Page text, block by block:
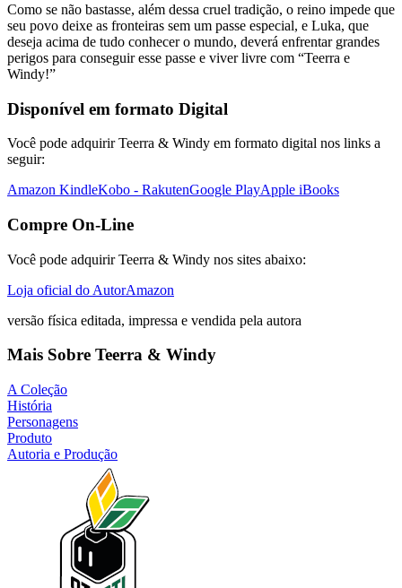
Como se não bastasse, além dessa cruel tradição, o reino impede que
seu povo deixe as fronteiras sem um passe especial, e Luka, que
deseja acima de tudo conhecer o mundo, deverá enfrentar grandes
perigos para conseguir esse passe e viver livre com “Teerra e
Windy!”
Disponível em formato Digital
Você pode adquirir Teerra & Windy em formato digital nos links a
seguir:
Amazon KindleKobo - RakutenGoogle PlayApple iBooks
Compre On-Line
Você pode adquirir Teerra & Windy nos sites abaixo:
Loja oficial do AutorAmazon
versão física editada, impressa e vendida pela autora
Mais Sobre Teerra & Windy
A Coleção
História
Personagens
Produto
Autoria e Produção